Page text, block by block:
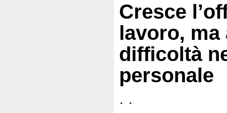
Cresce
lavoro, ma
difficoltà
personale
. .